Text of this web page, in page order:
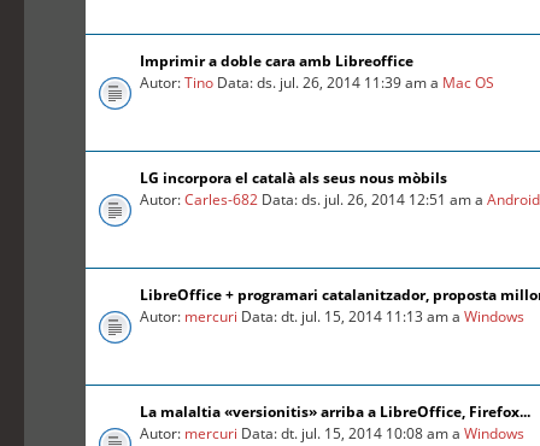
Imprimir a doble cara amb Libreoffice
Autor:Tino Data: ds. jul. 26, 2014 11:39 am a Mac OS
LG incorpora el català als seus nous mòbils
Autor:Carles-682 Data: ds. jul. 26, 2014 12:51 am aAndroid
LibreOffice + programari catalanitzador, proposta
Autor: mercuri Data: dt. jul. 15, 2014 11:13 am aWindows
La malaltia «versionitis» arriba a LibreOffice, Firefox...
Autor: mercuri Data: dt. jul. 15, 2014 10:08 am aWindows